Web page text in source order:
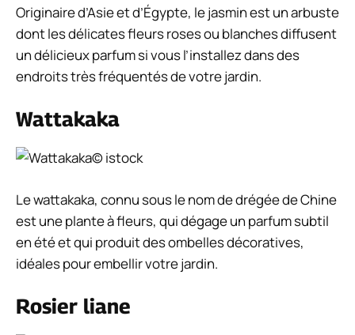
Originaire d’Asie et d’Égypte, le jasmin est un arbuste
dont les délicates fleurs roses ou blanches diffusent
un délicieux parfum si vous l’installez dans des
endroits très fréquentés de votre jardin.
Wattakaka
© istock
Le wattakaka, connu sous le nom de drégée de Chine
est une plante à fleurs, qui dégage un parfum subtil
en été et qui produit des ombelles décoratives,
idéales pour embellir votre jardin.
Rosier liane